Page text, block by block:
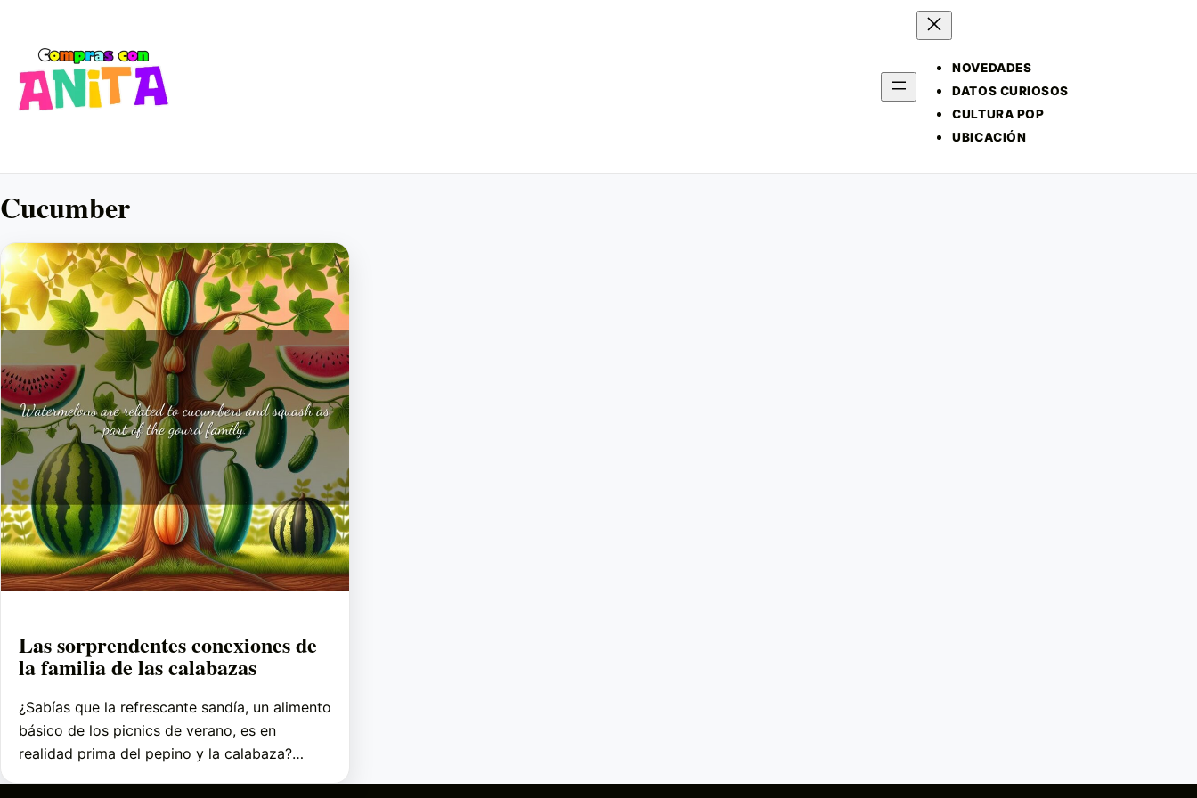
NOVEDADES
DATOS CURIOSOS
CULTURA POP
UBICACIÓN
Cucumber
Las sorprendentes conexiones de
la familia de las calabazas
¿Sabías que la refrescante sandía, un alimento
básico de los picnics de verano, es en
realidad prima del pepino y la calabaza?…